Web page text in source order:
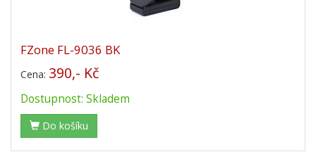
FZone FL-9036 BK
Cena: 390,- Kč
Dostupnost: Skladem
Do košíku